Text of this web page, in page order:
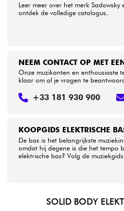
Leer meer over het merk Sadowsky
ontdek de volledige catalogus.
KOOPGIDS ELEKTRISCHE
De bas is het belangrijkste
omdat hij degene is die het tempo
elektrische bas? Volg de
NEEM CONTACT OP MET
Onze muzikanten en enthousiaste
klaar om al je vragen te
+33 181 930 900
SOLID BODY